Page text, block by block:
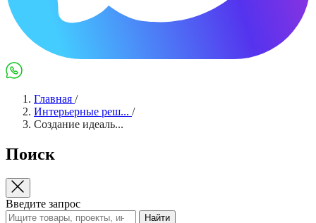
MaxWhatsApp
Главная /
Интерьерные реш... /
Создание идеаль...
Поиск
Введите запрос
Найти